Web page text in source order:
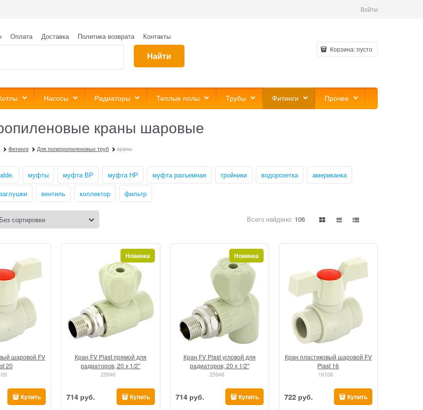
Войти
Оплата Доставка Политика возврата Контакты
Найти
Корзина:пусто
Насосы Радиаторы Теплые полы Трубы Фитинги Прочее
краны шаровые
Фитинги Для полипропиленовых труб краны
муфты муфта ВР муфта НР муфта разъемная тройники водорозетка
американка
заглушки вентиль коллектор фильтр
Всего найдено: 106
шаровой FV
20
Купить
Кран FV Plast прямой для
радиаторов, 20 х 1/2"
25946
Новинка
714 руб. Купить
Кран FV Plast угловой для
радиаторов, 20 х 1/2"
25948
Новинка
714 руб. Купить
Кран пластиковый шаровой FV
Plast 16
16108
722 руб. Купить